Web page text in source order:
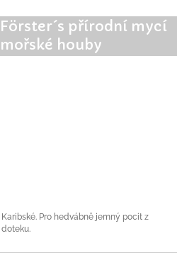
Karibské. Pro hedvábně jemný pocit z
doteku.
Förster´s přírodní mycí
mořské houby